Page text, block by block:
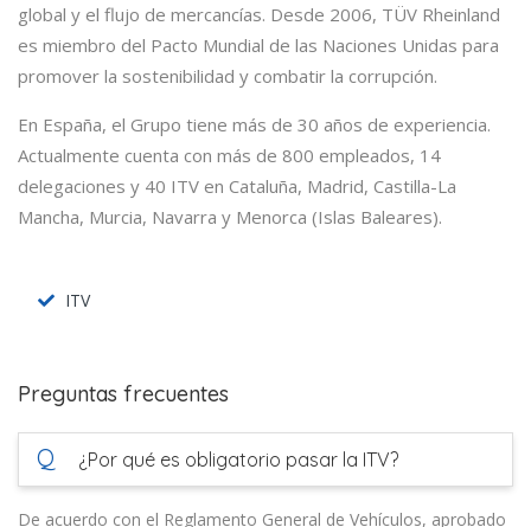
global y el flujo de mercancías. Desde 2006, TÜV Rheinland
es miembro del Pacto Mundial de las Naciones Unidas para
promover la sostenibilidad y combatir la corrupción.
En España, el Grupo tiene más de 30 años de experiencia.
Actualmente cuenta con más de 800 empleados, 14
delegaciones y 40 ITV en Cataluña, Madrid, Castilla-La
Mancha, Murcia, Navarra y Menorca (Islas Baleares).
ITV
Preguntas frecuentes
Q ¿Por qué es obligatorio pasar la ITV?
De acuerdo con el Reglamento General de Vehículos, aprobado